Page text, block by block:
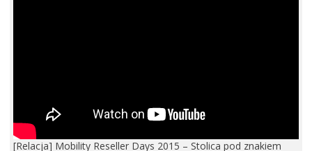
[Relacja] Mobility Reseller Days 2015 – Stolica pod znakiem